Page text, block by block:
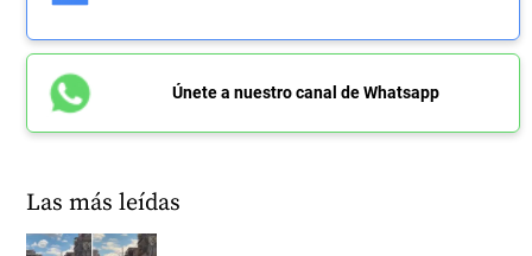
Únete a nuestro canal de Whatsapp
Las más leídas